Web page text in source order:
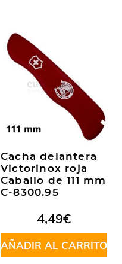
Cacha delantera
Victorinox roja
Caballo de 111 mm
C-8300.95
4,49€
AÑADIR AL CARRITO